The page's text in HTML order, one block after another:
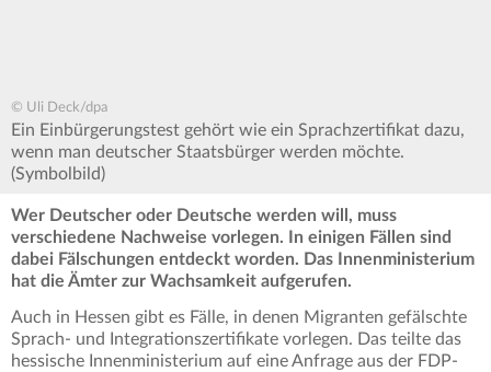
© Uli Deck/dpa
Ein Einbürgerungstest gehört wie ein Sprachzertifikat dazu,
wenn man deutscher Staatsbürger werden möchte.
(Symbolbild)
Wer Deutscher oder Deutsche werden will, muss
verschiedene Nachweise vorlegen. In einigen Fällen sind
dabei Fälschungen entdeckt worden. Das Innenministerium
hat die Ämter zur Wachsamkeit aufgerufen.
Auch in Hessen gibt es Fälle, in denen Migranten gefälschte
Sprach- und Integrationszertifikate vorlegen. Das teilte das
hessische Innenministerium auf eine Anfrage aus der FDP-